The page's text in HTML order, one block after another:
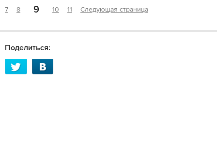
7 8 9 10 11 Следующая страница
Поделиться: